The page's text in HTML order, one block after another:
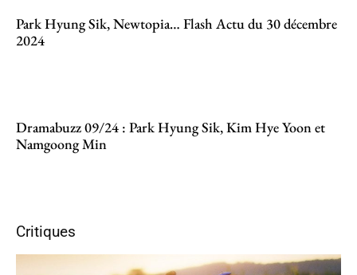
Park Hyung Sik, Newtopia… Flash Actu du 30 décembre
2024
Dramabuzz 09/24 : Park Hyung Sik, Kim Hye Yoon et
Namgoong Min
Critiques